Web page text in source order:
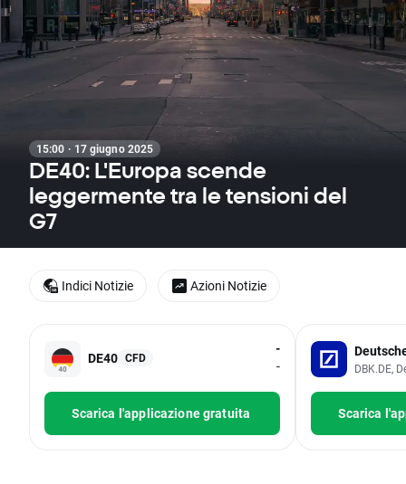
15:00 · 17 giugno 2025
DE40: L'Europa scende
leggermente tra le tensioni del
G7
DE40 CFD
-
-
Scarica l'applicazione gratuita
DBK.DE,
Scarica
Indici Notizie Azioni Notizie